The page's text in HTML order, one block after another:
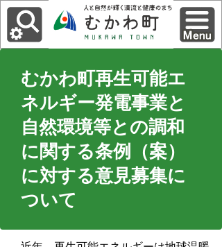
むかわ町再生可能エ
ネルギー発電事業と
自然環境等との調和
に関する条例（案）
に対する意見募集に
ついて